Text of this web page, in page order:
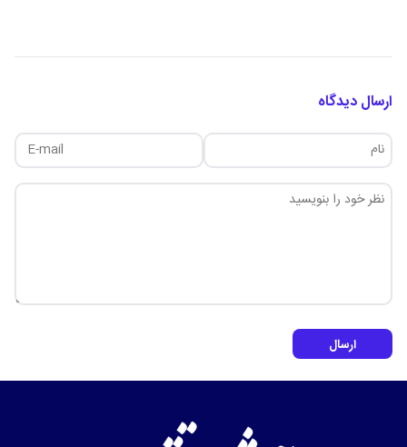
ارسال دیدگاه
ارسال